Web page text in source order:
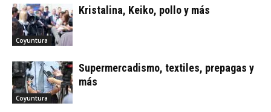
Coyuntura
Kristalina, Keiko, pollo y más
Coyuntura
Supermercadismo, textiles, prepagas y
más